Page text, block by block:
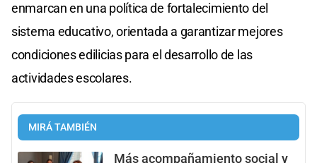
enmarcan en una política de fortalecimiento del
sistema educativo, orientada a garantizar mejores
condiciones edilicias para el desarrollo de las
actividades escolares.
MIRÁ TAMBIÉN
Más acompañamiento social y